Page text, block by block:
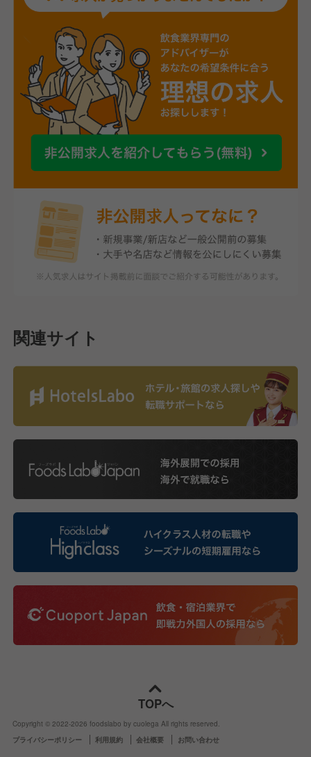
関連サイト
TOPへ
Copyright © 2022-2026 foodslabo by cuolega All rights reserved.
プライバシーポリシー
利用規約 会社概要 お問い合わせ